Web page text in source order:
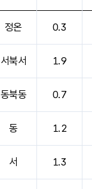
정온 0.3
서북서 1.9
동북동 0.7
동 1.2
서 1.3